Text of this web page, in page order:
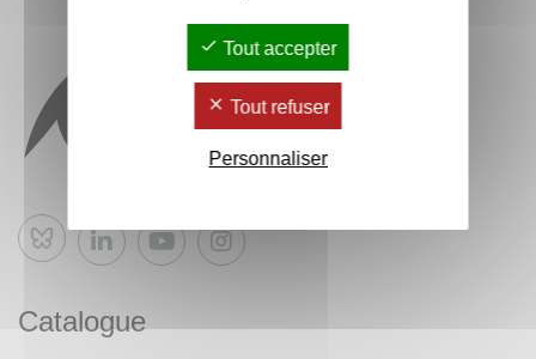
Bluesky
Catalogue
Tout accepter
Tout refuser
Personnaliser